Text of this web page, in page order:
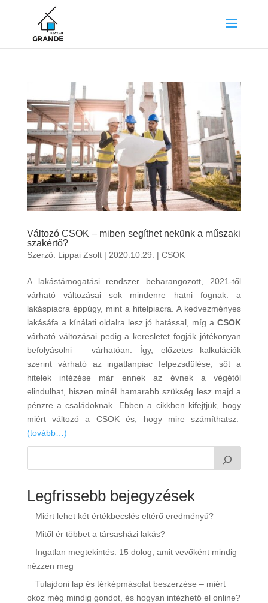
Változó CSOK – miben segíthet nekünk a műszaki
szakértő?
Szerző: Lippai Zsolt| 2020.10.29. | CSOK
A lakástámogatási rendszer beharangozott, 2021-től
várható változásai sok mindenre hatni fognak: a
lakáspiacra éppúgy, mint a hitelpiacra. A kedvezményes
lakásáfa a kínálati oldalra lesz jó hatással, míg aCSOK
várható változásai pedig a keresletet fogják jótékonyan
befolyásolni – várhatóan. Így, előzetes kalkulációk
szerint várható az ingatlanpiac felpezsdülése, sőt a
hitelek intézése már ennek az évnek a végétől
elindulhat, hiszen minél hamarabb szükség lesz majd a
pénzre a családoknak. Ebben a cikkben kifejtjük, hogy
miért változó a CSOK és, hogy mire számíthatsz.
(tovább…)
Legfrissebb bejegyzések
Miért lehet két értékbecslés eltérő eredményű?
Mitől ér többet a társasházi lakás?
Ingatlan megtekintés: 15 dolog, amit vevőként mindig
nézzen meg
Tulajdoni lap és térképmásolat beszerzése – miért
okoz még mindig gondot, és hogyan intézhető el online?